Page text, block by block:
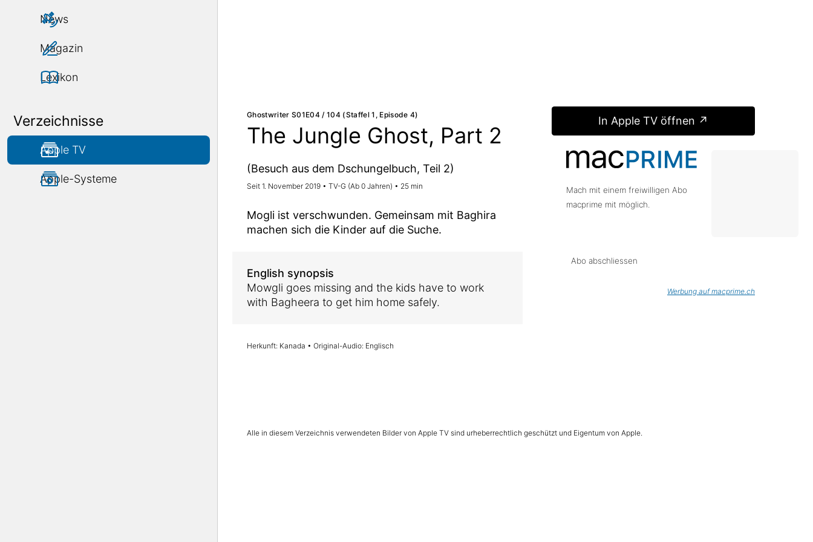
News
Magazin
Lexikon
Verzeichnisse
Apple TV
Apple-Systeme
Ghostwriter S01E04 / 104 (Staffel 1, Episode 4)
The Jungle Ghost, Part 2
(Besuch aus dem Dschungelbuch, Teil 2)
Seit 1. November 2019 • TV-G (Ab 0 Jahren) • 25 min
Mogli ist verschwunden. Gemeinsam mit Baghira
machen sich die Kinder auf die Suche.
English synopsis
Mowgli goes missing and the kids have to work
with Bagheera to get him home safely.
Herkunft: Kanada • Original-Audio: Englisch
In Apple TV öffnen ↗
Mach mit einem freiwilligen Abo
macprime mit möglich.
Abo abschliessen
Werbung auf macprime.ch
Alle in diesem Verzeichnis verwendeten Bilder von Apple TV sind urheberrechtlich geschützt und Eigentum von Apple.